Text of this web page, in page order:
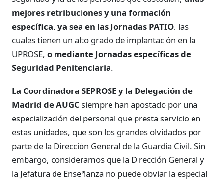
mejores retribuciones y una formación
específica, ya sea en las Jornadas PATIO, las
cuales tienen un alto grado de implantación en la
UPROSE, o mediante Jornadas específicas de
Seguridad Penitenciaria.
La Coordinadora SEPROSE y la Delegación de
Madrid de AUGC siempre han apostado por una
especialización del personal que presta servicio en
estas unidades, que son los grandes olvidados por
parte de la Dirección General de la Guardia Civil. Sin
embargo, consideramos que la Dirección General y
la Jefatura de Enseñanza no puede obviar la especial